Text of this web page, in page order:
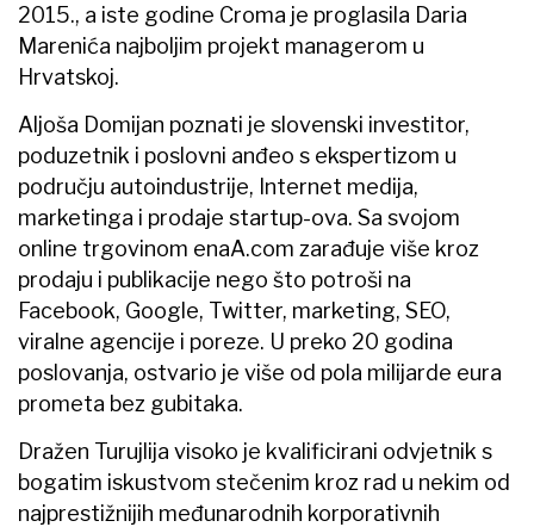
2015., a iste godine Croma je proglasila Daria
Marenića najboljim projekt managerom u
Hrvatskoj.
Aljoša Domijan poznati je slovenski investitor,
poduzetnik i poslovni anđeo s ekspertizom u
području autoindustrije, Internet medija,
marketinga i prodaje startup-ova. Sa svojom
online trgovinom enaA.com zarađuje više kroz
prodaju i publikacije nego što potroši na
Facebook, Google, Twitter, marketing, SEO,
viralne agencije i poreze. U preko 20 godina
poslovanja, ostvario je više od pola milijarde eura
prometa bez gubitaka.
Dražen Turujlija visoko je kvalificirani odvjetnik s
bogatim iskustvom stečenim kroz rad u nekim od
najprestižnijih međunarodnih korporativnih